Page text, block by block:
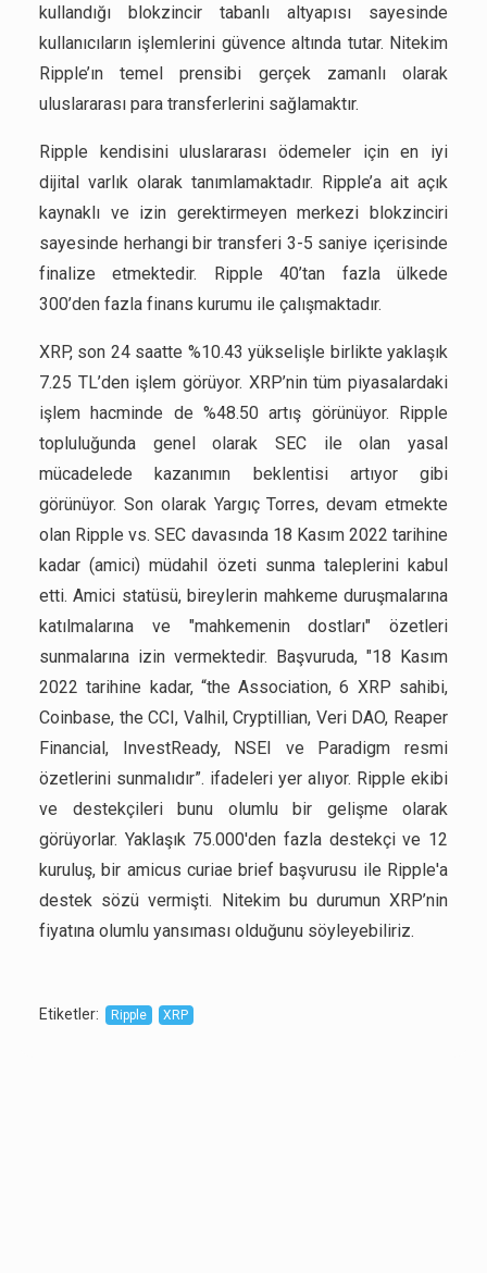
kullandığı blokzincir tabanlı altyapısı sayesinde
kullanıcıların işlemlerini güvence altında tutar. Nitekim
Ripple’ın temel prensibi gerçek zamanlı olarak
uluslararası para transferlerini sağlamaktır.
Ripple kendisini uluslararası ödemeler için en iyi
dijital varlık olarak tanımlamaktadır. Ripple’a ait açık
kaynaklı ve izin gerektirmeyen merkezi blokzinciri
sayesinde herhangi bir transferi 3-5 saniye içerisinde
finalize etmektedir. Ripple 40’tan fazla ülkede
300’den fazla finans kurumu ile çalışmaktadır.
XRP, son 24 saatte %10.43 yükselişle birlikte yaklaşık
7.25 TL’den işlem görüyor. XRP’nin tüm piyasalardaki
işlem hacminde de %48.50 artış görünüyor. Ripple
topluluğunda genel olarak SEC ile olan yasal
mücadelede kazanımın beklentisi artıyor gibi
görünüyor. Son olarak Yargıç Torres, devam etmekte
olan Ripple vs. SEC davasında 18 Kasım 2022 tarihine
kadar (amici) müdahil özeti sunma taleplerini kabul
etti. Amici statüsü, bireylerin mahkeme duruşmalarına
katılmalarına ve "mahkemenin dostları" özetleri
sunmalarına izin vermektedir. Başvuruda, "18 Kasım
2022 tarihine kadar, “the Association, 6 XRP sahibi,
Coinbase, the CCI, Valhil, Cryptillian, Veri DAO, Reaper
Financial, InvestReady, NSEI ve Paradigm resmi
özetlerini sunmalıdır”. ifadeleri yer alıyor. Ripple ekibi
ve destekçileri bunu olumlu bir gelişme olarak
görüyorlar. Yaklaşık 75.000'den fazla destekçi ve 12
kuruluş, bir amicus curiae brief başvurusu ile Ripple'a
destek sözü vermişti. Nitekim bu durumun XRP’nin
fiyatına olumlu yansıması olduğunu söyleyebiliriz.
Etiketler: Ripple XRP